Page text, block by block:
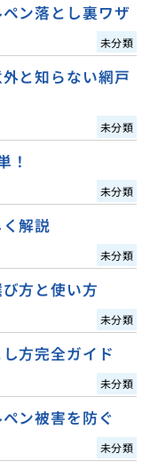
ン落とし裏ワザ
未分類
と知らない網戸
未分類
！
未分類
解説
未分類
方と使い方
未分類
方完全ガイド
未分類
ン被害を防ぐ
未分類